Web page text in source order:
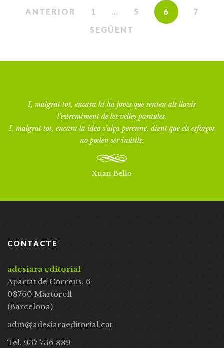
ANTERIOR 1 … 5 6
7
SEGÜENT
I, malgrat tot, encara hi ha joves que senten als llavis
l’estremiment de les velles paraules.
I, malgrat tot, encara la idea s’alça perenne, dient que els esforços
no poden ser inútils.
Xuan Bello
CONTACTE
adesiara editorial
Apartat de Correus, 6
08760 Martorell
(Barcelona)
adm@adesiaraeditorial.cat
Tel. 937 736 889